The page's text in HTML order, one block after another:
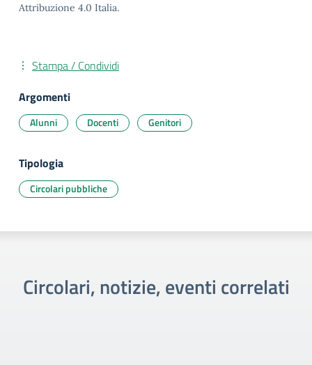
Attribuzione 4.0 Italia.
Stampa / Condividi
Argomenti
Alunni Docenti Genitori
Tipologia
Circolari pubbliche
Circolari, notizie, eventi correlati